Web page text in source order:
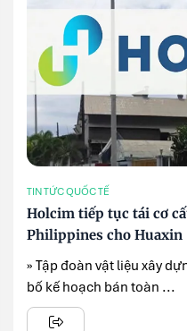
TIN TỨC QUỐC TẾ
Holcim tiếp tục tái cơ
Philippines cho Huaxin
» Tập đoàn vật liệu xây
bố kế hoạch bán toàn ...